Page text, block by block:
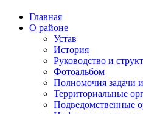
Главная
О районе
Устав
История
Руководство и
Фотоальбом
Полномочия задачи
Территориальные
Подведомственные